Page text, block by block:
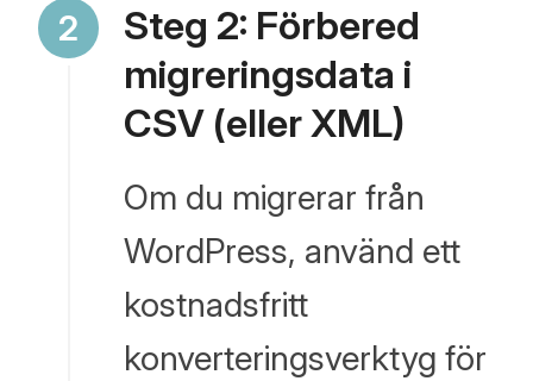
Steg 2: Förbered
migreringsdata i
CSV (eller XML)
Om du migrerar från
WordPress, använd ett
kostnadsfritt
konverteringsverktyg för